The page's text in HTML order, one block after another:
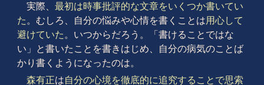
実際、 最初は時事批評的な文章をいくつか書いてい
た 。むしろ、自分の悩みや心情を書くことは用心して
避けていた 。いつからだろう。「書けることではな
い」と書いたことを書きはじめ、自分の病気のことば
かり書くようになったのは。
森有正は自分の心境を徹底的に追究することで思索